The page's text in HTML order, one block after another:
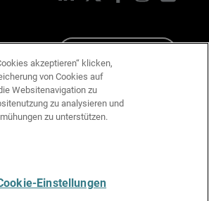
akzeptieren“ klicken,
von Cookies auf
Websitenavigation zu
zu analysieren und
zu unterstützen.
Einstellungen